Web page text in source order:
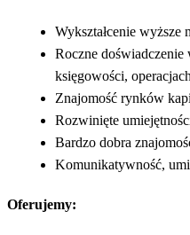
Wykształcenie wyższe
Roczne doświadczenie
księgowości,
Znajomość rynków
Rozwinięte
Bardzo dobra
Komunikatywność,
Oferujemy: